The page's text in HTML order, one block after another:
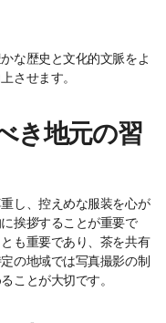
な歴史と文化的文脈をよ
させます。
き地元の習
し、控えめな服装を心が
挨拶することが重要で
も重要であり、茶を共有
の地域では写真撮影の制
ことが大切です。